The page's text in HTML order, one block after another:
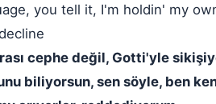
you tell it, I'm holdin' my
cephe değil, Gotti'yle
biliyorsun, sen söyle, ben